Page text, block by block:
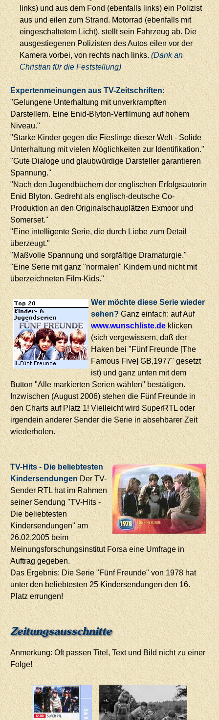
links) und aus dem Fond (ebenfalls links) ein Polizist
aus und eilen zum Strand. Motorrad (ebenfalls mit
eingeschaltetem Licht), stellt sein Fahrzeug ab. Die
ausgestiegenen Polizisten des Autos eilen vor der
Kamera vorbei, von rechts nach links.(Dank an
Christian für die Feststellung)
Expertenmeinungen aus TV-Zeitschriften:
"Gelungene Unterhaltung mit unverkrampften
Darstellern. Eine Enid-Blyton-Verfilmung auf hohem
Niveau."
"Starke Kinder gegen die Fieslinge dieser Welt - Solide
Unterhaltung mit vielen Möglichkeiten zur Identifikation."
"Gute Dialoge und glaubwürdige Darsteller garantieren
Spannung."
"Nach den Jugendbüchern der englischen Erfolgsautorin
Enid Blyton. Gedreht als englisch-deutsche Co-
Produktion an den Originalschauplätzen Exmoor und
Somerset."
"Eine intelligente Serie, die durch Liebe zum Detail
überzeugt."
"Maßvolle Spannung und sorgfältige Dramaturgie."
"Eine Serie mit ganz "normalen" Kindern und nicht mit
überzeichneten Film-Kids."
Wer möchte diese Serie wieder
sehen?Ganz einfach: auf Auf
www.wunschliste.deklicken
(sich vergewissern, daß der
Haken bei "Fünf Freunde [The
Famous Five] GB,1977" gesetzt
ist) und ganz unten mit dem
Button "Alle markierten Serien wählen" bestätigen.
Inzwischen (August 2006) stehen die Fünf Freunde in
den Charts auf Platz 1! Vielleicht wird SuperRTL oder
irgendein anderer Sender die Serie in absehbarer Zeit
wiederholen.
TV-Hits - Die beliebtesten
KindersendungenDer TV-
Sender RTL hat im Rahmen
seiner Sendung "TV-Hits -
Die beliebtesten
Kindersendungen" am
26.02.2005 beim
Meinungsforschungsinstitut Forsa eine Umfrage in
Auftrag gegeben.
Das Ergebnis: Die Serie "Fünf Freunde" von 1978 hat
unter den beliebtesten 25 Kindersendungen den 16.
Platz errungen!
Zeitungsausschnitte
Anmerkung: Oft passen Titel, Text und Bild nicht zu einer
Folge!